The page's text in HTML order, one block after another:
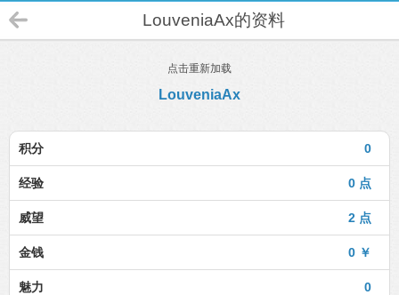
LouveniaAx的资料
点击重新加载
LouveniaAx
0
积分
0 点
经验
2 点
威望
0 ￥
金钱
0
魅力